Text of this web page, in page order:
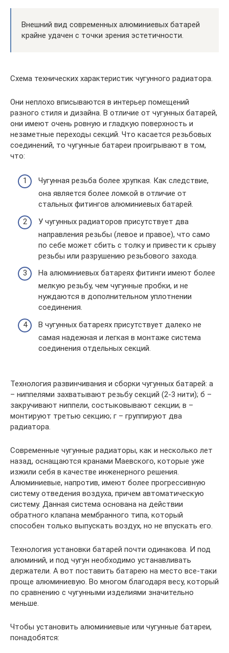
Внешний вид современных алюминиевых батарей
крайне удачен с точки зрения эстетичности.
Схема технических характеристик чугунного радиатора.
Они неплохо вписываются в интерьер помещений
разного стиля и дизайна. В отличие от чугунных батарей,
они имеют очень ровную и гладкую поверхность и
незаметные переходы секций. Что касается резьбовых
соединений, то чугунные батареи проигрывают в том,
что:
Чугунная резьба более хрупкая. Как следствие,
она является более ломкой в отличие от
стальных фитингов алюминиевых батарей.
У чугунных радиаторов присутствует два
направления резьбы (левое и правое), что само
по себе может сбить с толку и привести к срыву
резьбы или разрушению резьбового захода.
На алюминиевых батареях фитинги имеют более
мелкую резьбу, чем чугунные пробки, и не
нуждаются в дополнительном уплотнении
соединения.
В чугунных батареях присутствует далеко не
самая надежная и легкая в монтаже система
соединения отдельных секций.
Технология развинчивания и сборки чугунных батарей: а
– ниппелями захватывают резьбу секций (2-3 нити); б –
закручивают ниппели, состыковывают секции; в –
монтируют третью секцию; г – группируют два
радиатора.
Современные чугунные радиаторы, как и несколько лет
назад, оснащаются кранами Маевского, которые уже
изжили себя в качестве инженерного решения.
Алюминиевые, напротив, имеют более прогрессивную
систему отведения воздуха, причем автоматическую
систему. Данная система основана на действии
обратного клапана мембранного типа, который
способен только выпускать воздух, но не впускать его.
Технология установки батарей почти одинакова. И под
алюминий, и под чугун необходимо устанавливать
держатели. А вот поставить батарею на место все-таки
проще алюминиевую. Во многом благодаря весу, который
по сравнению с чугунными изделиями значительно
меньше.
Чтобы установить алюминиевые или чугунные батареи,
понадобятся: